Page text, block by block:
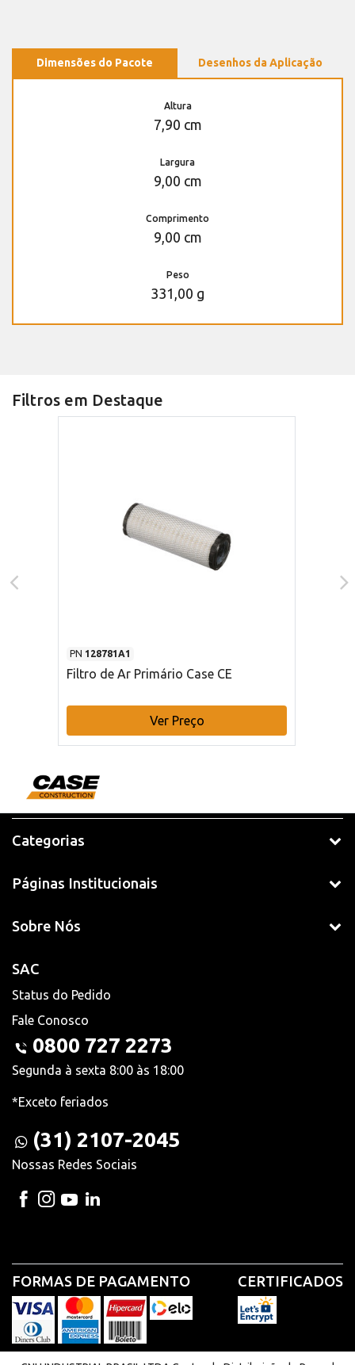
Dimensões do Pacote Desenhos da Aplicação
Altura
7,90 cm
Largura
9,00 cm
Comprimento
9,00 cm
Peso
331,00 g
Filtros em Destaque
PN 128781A1
Filtro de Ar Primário Case CE
Ver Preço
Categorias
Páginas Institucionais
Sobre Nós
SAC
Status do Pedido
Fale Conosco
0800 727 2273
Segunda à sexta 8:00 às 18:00
*Exceto feriados
(31) 2107-2045
Nossas Redes Sociais
FORMAS DE PAGAMENTO CERTIFICADOS